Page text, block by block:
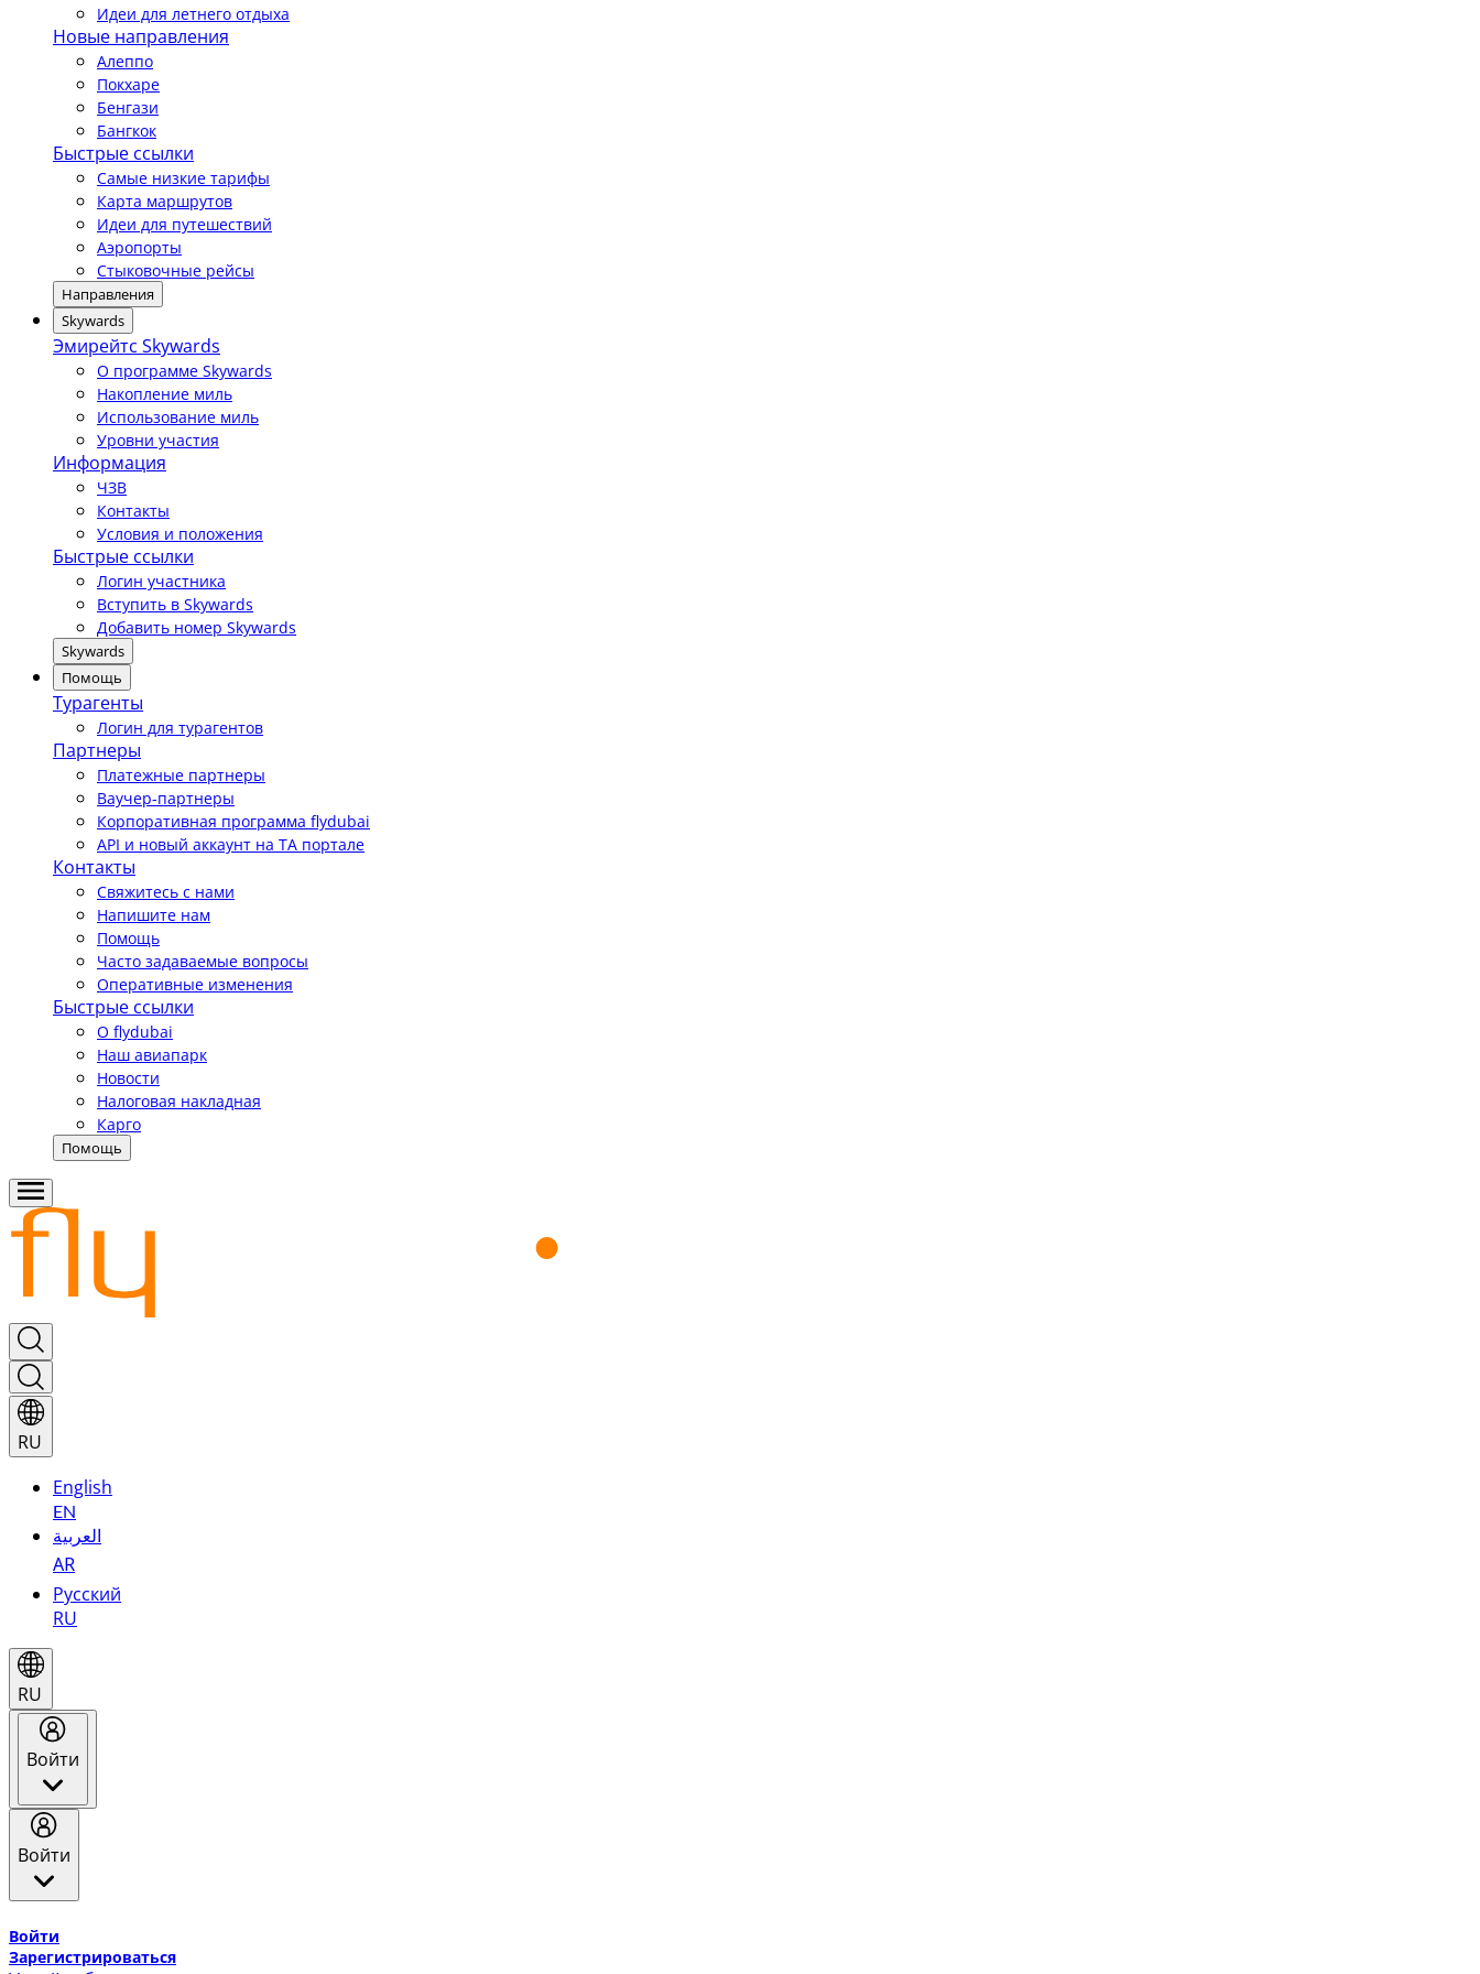
Идеи для летнего отдыха
Новые направления
Алеппо
Покхаре
Бенгази
Бангкок
Быстрые ссылки
Самые низкие тарифы
Карта маршрутов
Идеи для путешествий
Аэропорты
Стыковочные рейсы
Направления
Skywards
Эмирейтс Skywards
О программе Skywards
Накопление миль
Использование миль
Уровни участия
Информация
ЧЗВ
Контакты
Условия и положения
Быстрые ссылки
Логин участника
Вступить в Skywards
Добавить номер Skywards
Skywards
Помощь
Турагенты
Логин для турагентов
Партнеры
Платежные партнеры
Ваучер-партнеры
Корпоративная программа flydubai
API и новый аккаунт на TA портале
Контакты
Свяжитесь с нами
Напишите нам
Помощь
Часто задаваемые вопросы
Оперативные изменения
Быстрые ссылки
О flydubai
Наш авиапарк
Новости
Налоговая накладная
Карго
Помощь
RU
English
EN
العربية
AR
Русский
RU
RU
Войти
Войти
Войти
Зарегистрироваться